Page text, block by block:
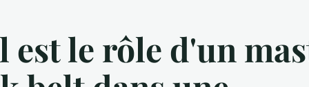
est le rôle d'un